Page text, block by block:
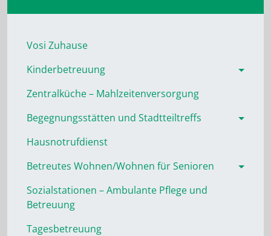
Vosi Zuhause
Kinderbetreuung
Zentralküche – Mahlzeitenversorgung
Begegnungsstätten und Stadtteiltreffs
Hausnotrufdienst
Betreutes Wohnen/Wohnen für Senioren
Sozialstationen – Ambulante Pflege und
Betreuung
Tagesbetreuung